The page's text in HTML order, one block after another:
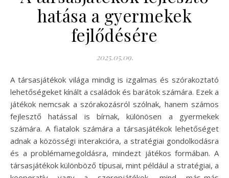
hatása a gyermekek
fejlődésére
2025.05.09.
A társasjátékok világa mindig is izgalmas és szórakoztató
lehetőségeket kínált a családok és barátok számára. Ezek a
játékok nemcsak a szórakozásról szólnak, hanem számos
fejlesztő hatással is bírnak, különösen a gyermekek
számára. A fiatalok számára a társasjátékok lehetőséget
adnak a közösségi interakcióra, a stratégiai gondolkodásra
és a problémamegoldásra, mindezt játékos formában. A
társasjátékok különböző típusai, mint például a stratégiai, a